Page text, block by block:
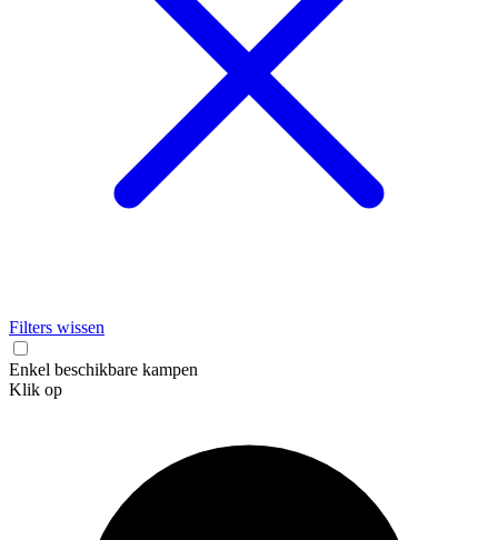
Filters wissen
Enkel beschikbare kampen
Klik op